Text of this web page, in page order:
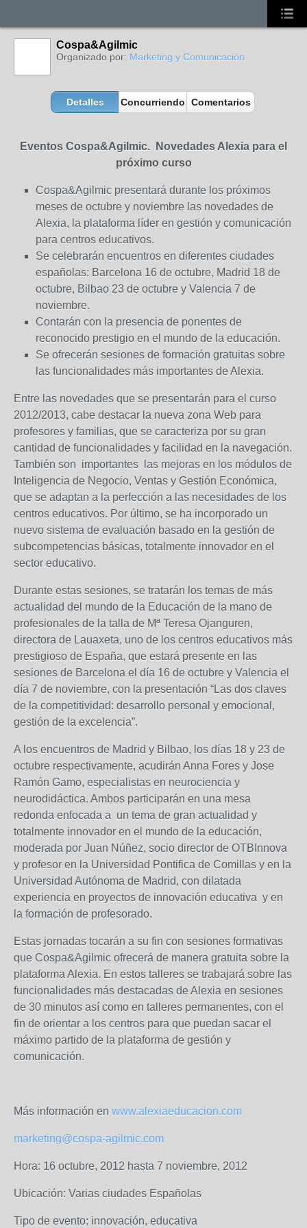
Cospa&Agilmic
Organizado por: Marketing y Comunicación
Detalles Concurriendo Comentarios
Eventos Cospa&Agilmic. Novedades Alexia para el
próximo curso
Cospa&Agilmic presentará durante los próximos
meses de octubre y noviembre las novedades de
Alexia, la plataforma líder en gestión y comunicación
para centros educativos.
Se celebrarán encuentros en diferentes ciudades
españolas: Barcelona 16 de octubre, Madrid 18 de
octubre, Bilbao 23 de octubre y Valencia 7 de
noviembre.
Contarán con la presencia de ponentes de
reconocido prestigio en el mundo de la educación.
Se ofrecerán sesiones de formación gratuitas sobre
las funcionalidades más importantes de Alexia.
Entre las novedades que se presentarán para el curso
2012/2013, cabe destacar la nueva zona Web para
profesores y familias, que se caracteriza por su gran
cantidad de funcionalidades y facilidad en la navegación.
También son importantes las mejoras en los módulos de
Inteligencia de Negocio, Ventas y Gestión Económica,
que se adaptan a la perfección a las necesidades de los
centros educativos. Por último, se ha incorporado un
nuevo sistema de evaluación basado en la gestión de
subcompetencias básicas, totalmente innovador en el
sector educativo.
Durante estas sesiones, se tratarán los temas de más
actualidad del mundo de la Educación de la mano de
profesionales de la talla de Mª Teresa Ojanguren,
directora de Lauaxeta, uno de los centros educativos más
prestigioso de España, que estará presente en las
sesiones de Barcelona el día 16 de octubre y Valencia el
día 7 de noviembre, con la presentación “Las dos claves
de la competitividad: desarrollo personal y emocional,
gestión de la excelencia”.
A los encuentros de Madrid y Bilbao, los días 18 y 23 de
octubre respectivamente, acudirán Anna Fores y Jose
Ramón Gamo, especialistas en neurociencia y
neurodidáctica. Ambos participarán en una mesa
redonda enfocada a un tema de gran actualidad y
totalmente innovador en el mundo de la educación,
moderada por Juan Núñez, socio director de OTBInnova
y profesor en la Universidad Pontifica de Comillas y en la
Universidad Autónoma de Madrid, con dilatada
experiencia en proyectos de innovación educativa y en
la formación de profesorado.
Estas jornadas tocarán a su fin con sesiones formativas
que Cospa&Agilmic ofrecerá de manera gratuita sobre la
plataforma Alexia. En estos talleres se trabajará sobre las
funcionalidades más destacadas de Alexia en sesiones
de 30 minutos así como en talleres permanentes, con el
fin de orientar a los centros para que puedan sacar el
máximo partido de la plataforma de gestión y
comunicación.
Más información en www.alexiaeducacion.com
marketing@cospa-agilmic.com
Hora: 16 octubre, 2012 hasta 7 noviembre, 2012
Ubicación: Varias ciudades Españolas
Tipo de evento: innovación, educativa